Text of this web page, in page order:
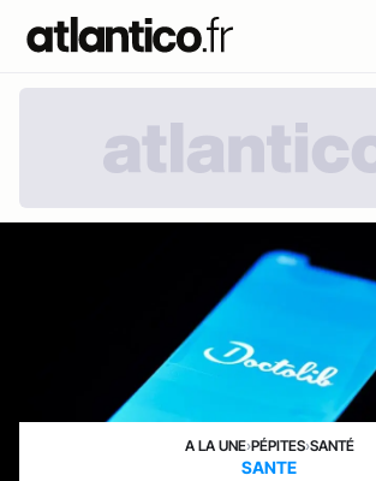
A LA UNE›PÉPITES›SANTÉ
SANTE